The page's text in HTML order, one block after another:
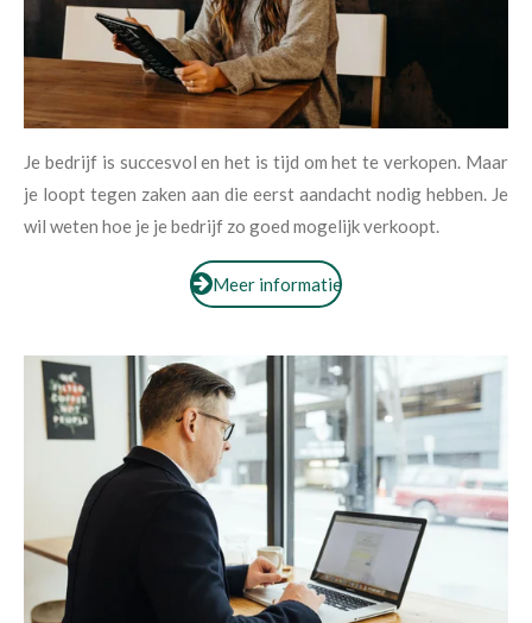
Je bedrijf is succesvol en het is tijd om het te verkopen. Maar
je loopt tegen zaken aan die eerst aandacht nodig hebben. Je
wil weten hoe je je bedrijf zo goed mogelijk verkoopt.
Meer informatie